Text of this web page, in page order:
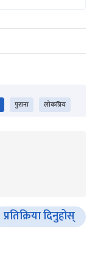
पुराना लोकप्रिय
प्रतिक्रिया दिनुहोस्